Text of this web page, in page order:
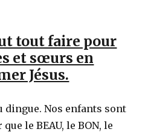
tout faire pour
et sœurs en
Jésus.
dingue. Nos enfants sont
le BEAU, le BON, le